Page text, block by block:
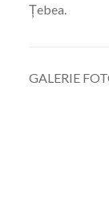
Țebea.
GALERIE